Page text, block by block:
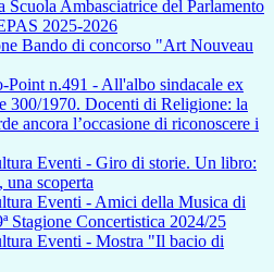
Scuola Ambasciatrice del Parlamento
2025-2026
Bando di concorso "Art Nouveau
Point n.491 - All'albo sindacale ex
300/1970. Docenti di Religione: la
ancora l’occasione di riconoscere i
Eventi - Giro di storie. Un libro:
scoperta
Eventi - Amici della Musica di
Stagione Concertistica 2024/25
Eventi - Mostra "Il bacio di